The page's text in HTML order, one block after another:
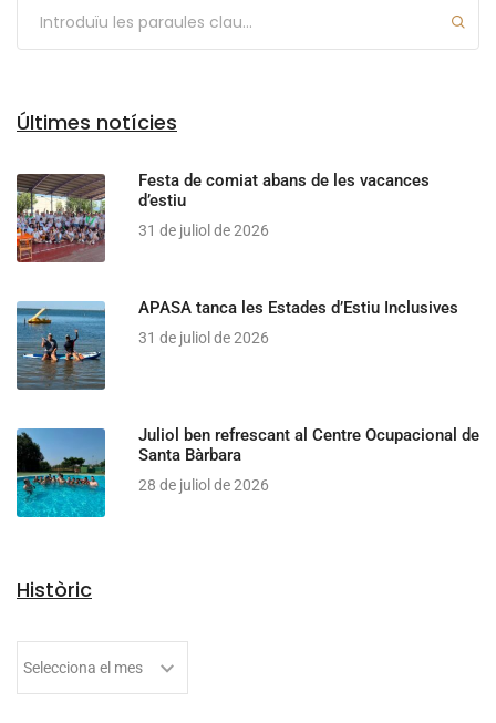
Últimes notícies
Festa de comiat abans de les vacances
d’estiu
31 de juliol de 2026
APASA tanca les Estades d’Estiu Inclusives
31 de juliol de 2026
Juliol ben refrescant al Centre Ocupacional de
Santa Bàrbara
28 de juliol de 2026
Històric